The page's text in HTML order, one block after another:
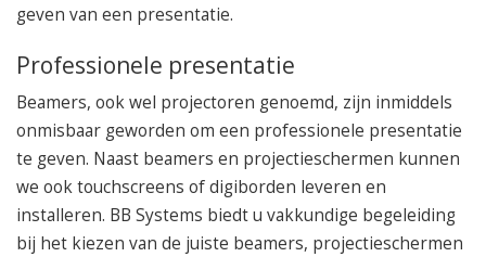
geven van een presentatie.
Professionele presentatie
Beamers, ook wel projectoren genoemd, zijn inmiddels
onmisbaar geworden om een professionele presentatie
te geven. Naast beamers en projectieschermen kunnen
we ook touchscreens of digiborden leveren en
installeren. BB Systems biedt u vakkundige begeleiding
bij het kiezen van de juiste beamers, projectieschermen